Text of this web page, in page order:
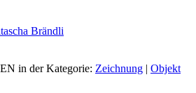
Brändli
in der Kategorie: Zeichnung | Objekt